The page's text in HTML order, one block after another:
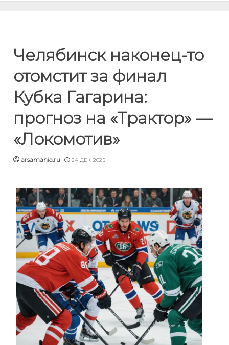
Челябинск наконец-то
отомстит за финал
Кубка Гагарина:
прогноз на «Трактор» —
«Локомотив»
arsamania.ru 24 ДЕК 2025